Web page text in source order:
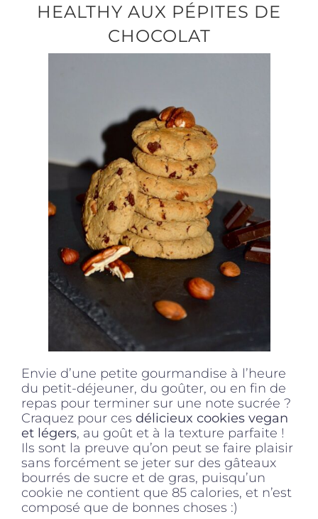
Offres
HEALTHY AUX PÉPITES DE
CHOCOLAT
Envie d’une petite gourmandise à l’heure
du petit-déjeuner, du goûter, ou en fin de
repas pour terminer sur une note sucrée ?
Craquez pour ces délicieux cookies vegan
et légers, au goût et à la texture parfaite !
Ils sont la preuve qu’on peut se faire plaisir
sans forcément se jeter sur des gâteaux
bourrés de sucre et de gras, puisqu’un
cookie ne contient que 85 calories, et n’est
composé que de bonnes choses :)